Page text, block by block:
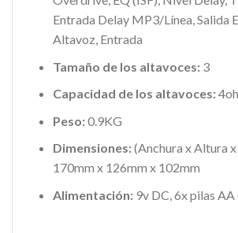
Entrada Delay MP3/Línea, Salida
Altavoz, Entrada
Tamaño de los altavoces:3
Capacidad de los altavoces:
Peso:0.9KG
Dimensiones:(Anchura x Altura
170mm x 126mm x 102mm
Alimentación:9v DC, 6x pilas AA